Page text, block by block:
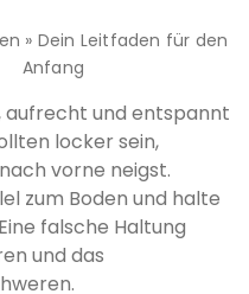
» Dein Leitfaden für den
Anfang
aufrecht und entspannt
locker sein,
vorne neigst.
zum Boden und halte
falsche Haltung
und das